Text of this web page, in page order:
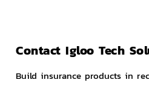
Contact Igloo Tech
Build insurance products in